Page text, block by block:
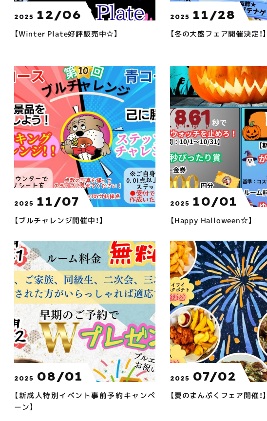
2025 12/06
【Winter Plate好評販売中☆】
2025 11/28
【冬の大盛フェア開催決定！】
2025 11/07
【ブルチャレンジ開催中！】
2025 10/01
【Happy Halloween☆】
2025 08/01
【新成人特別イベント事前予約キャンペ
ーン】
2025 07/02
【夏のまんぷくフェア開催！】